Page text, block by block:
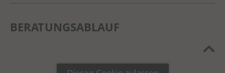
BERATUNGSABLAUF